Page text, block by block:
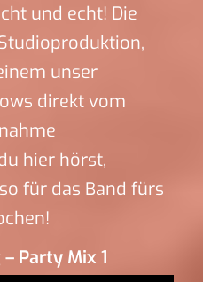
und echt! Die
unser
direkt vom
hier hörst,
für das Band fürs
Party Mix 1